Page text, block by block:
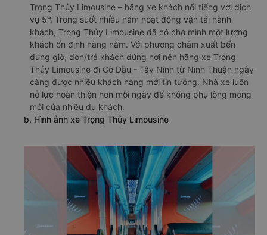
Trọng Thủy Limousine – hãng xe khách nổi tiếng với dịch
vụ 5*. Trong suốt nhiều năm hoạt động vận tải hành
khách, Trọng Thủy Limousine đã có cho mình một lượng
khách ổn định hàng năm. Với phương châm xuất bến
đúng giờ, đón/trả khách đúng nơi nên hãng xe Trọng
Thủy Limousine đi Gò Dầu - Tây Ninh từ Ninh Thuận ngày
càng được nhiều khách hàng mới tin tưởng. Nhà xe luôn
nỗ lực hoàn thiện hơn mỗi ngày để không phụ lòng mong
mỏi của nhiều du khách.
b. Hình ảnh xe Trọng Thủy Limousine